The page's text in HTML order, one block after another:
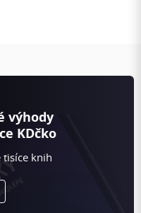
výhody
KDčko
tisíce knih